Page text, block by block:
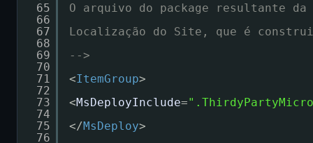
65
66
67
68
69
70
71
72
73
74
75
76
O arquivo do package resultante da
Localização do Site, que é
-->
<ItemGroup>
<MsDeployInclude=
</MsDeploy>